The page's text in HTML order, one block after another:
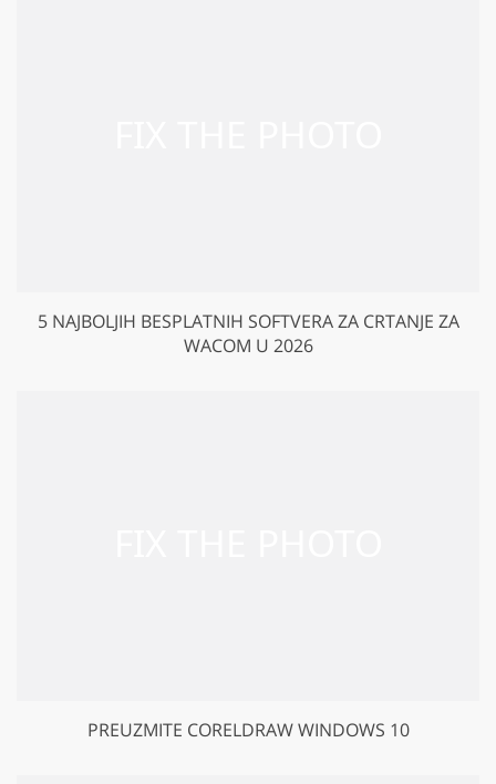
5 NAJBOLJIH BESPLATNIH SOFTVERA ZA CRTANJE ZA
WACOM U 2026
PREUZMITE CORELDRAW WINDOWS 10